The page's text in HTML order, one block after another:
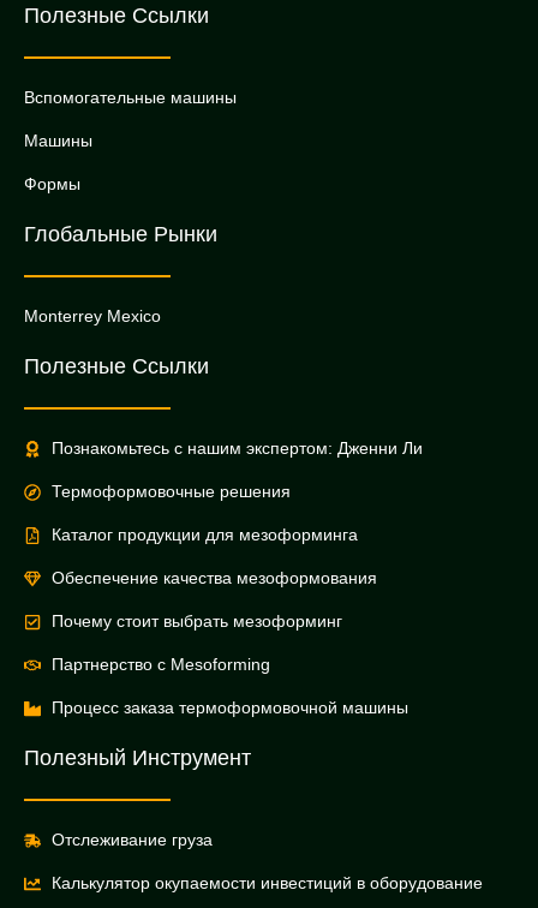
Полезные Ссылки
Вспомогательные машины
Машины
Формы
Глобальные Рынки
Monterrey Mexico
Полезные Ссылки
Познакомьтесь с нашим экспертом: Дженни Ли
Термоформовочные решения
Каталог продукции для мезоформинга
Обеспечение качества мезоформования
Почему стоит выбрать мезоформинг
Партнерство с Mesoforming
Процесс заказа термоформовочной машины
Полезный Инструмент
Отслеживание груза
Калькулятор окупаемости инвестиций в оборудование